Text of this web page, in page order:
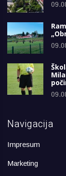
Navigacija
Impresum
Marketing